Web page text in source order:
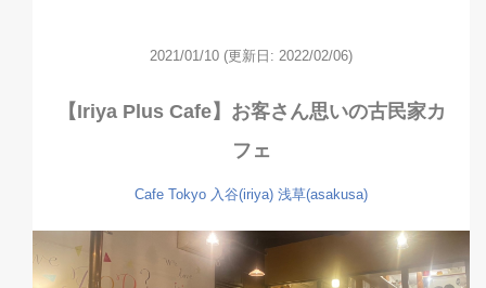
2021/01/10 (更新日: 2022/02/06)
【Iriya Plus Cafe】お客さん思いの古民家カ
フェ
Cafe Tokyo 入谷(iriya) 浅草(asakusa)